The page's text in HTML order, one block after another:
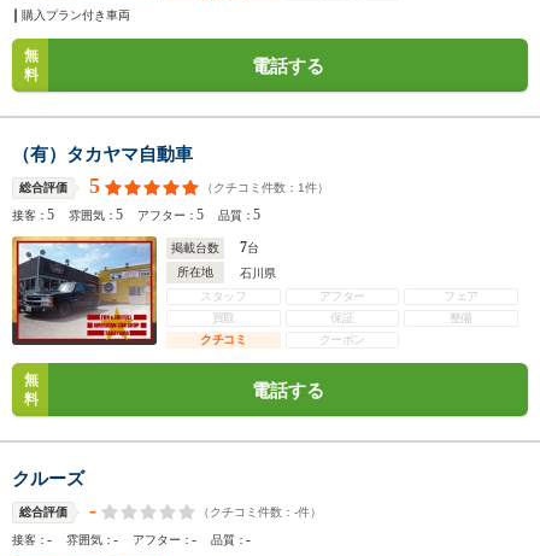
購入プラン付き車両
無
料
電話する
（有）タカヤマ自動車
総合評価 5 （クチコミ件数： 1件）
接客：5 雰囲気：5 アフター：5 品質：5
掲載台数 7台
所在地
石川県
スタッフ
アフター
フェア
買取
保証
整備
クチコミ
クーポン
無
料
電話する
クルーズ
総合評価 - （クチコミ件数： -件）
接客：- 雰囲気：- アフター：- 品質：-